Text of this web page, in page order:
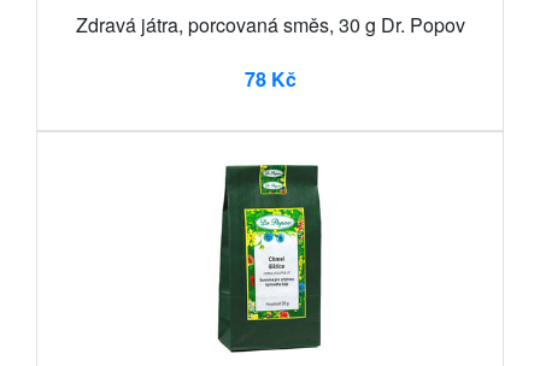
Zdravá játra, porcovaná směs, 30 g Dr. Popov
78 Kč